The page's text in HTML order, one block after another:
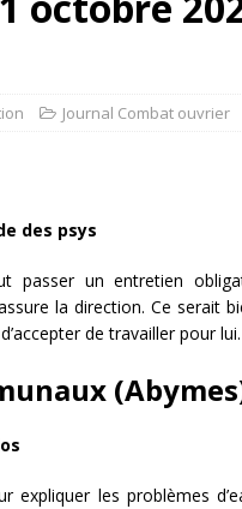
Journal Combat ouvrier
des psys
passer un entretien
la direction. Ce serait
de travailler pour lui.
les problèmes